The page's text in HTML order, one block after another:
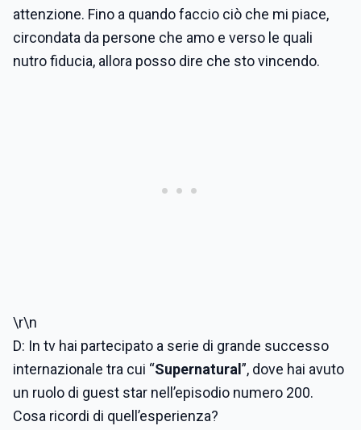
attenzione. Fino a quando faccio ciò che mi piace,
circondata da persone che amo e verso le quali
nutro fiducia, allora posso dire che sto vincendo.
\r\n
D: In tv hai partecipato a serie di grande successo
internazionale tra cui “Supernatural ”, dove hai avuto
un ruolo di guest star nell’episodio numero 200.
Cosa ricordi di quell’esperienza?